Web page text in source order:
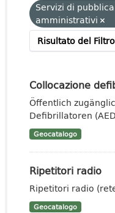
Servizi di
amministrativi
Risultato del Filtro
Collocazione
Öffentlich
Defibrillatoren
Geocatalogo
Ripetitori radio
Ripetitori radio
Geocatalogo